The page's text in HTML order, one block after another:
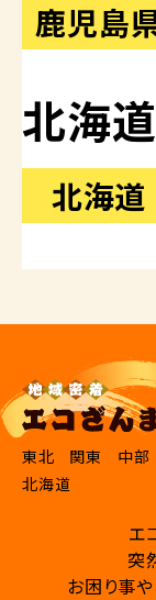
鹿児島
北海道
北海道
東北 関東 中部
北海道
エ
突
お困り事